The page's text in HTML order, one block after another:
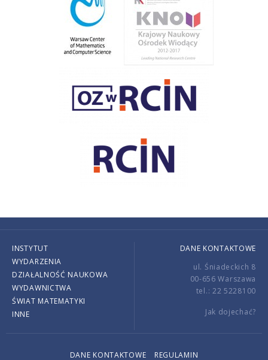
INSTYTUT
WYDARZENIA
DZIAŁALNOŚĆ NAUKOWA
WYDAWNICTWA
ŚWIAT MATEMATYKI
INNE
DANE KONTAKTOWE
ul. Śniadeckich 8
00-656 Warszawa
tel.: 22 5228100
Jak dojechać?
DANE KONTAKTOWE REGULAMIN